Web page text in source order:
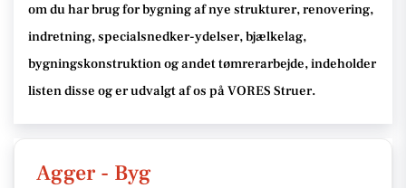
om du har brug for bygning af nye strukturer, renovering,
indretning, specialsnedker-ydelser, bjælkelag,
bygningskonstruktion og andet tømrerarbejde, indeholder
listen disse og er udvalgt af os på VORES Struer.
Agger - Byg